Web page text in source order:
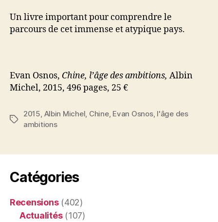
Un livre important pour comprendre le
parcours de cet immense et atypique pays.
Evan Osnos, Chine, l’âge des ambitions, Albin
Michel, 2015, 496 pages, 25 €
Étiquettes
2015 Albin Michel Chine, Evan Osnos, l'âge des
ambitions
Catégories
Recensions(402)
Actualités(107)